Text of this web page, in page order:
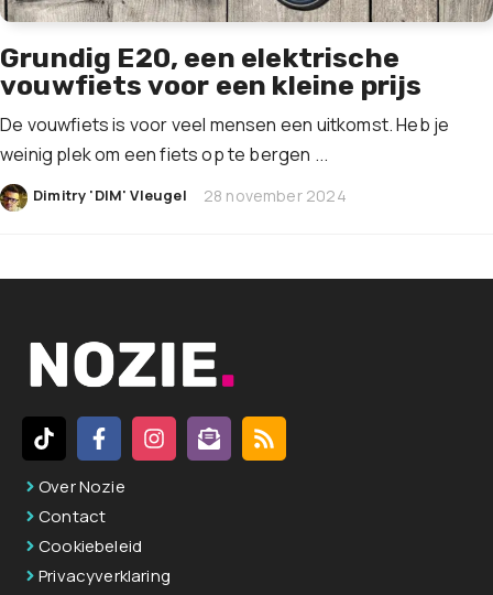
Grundig E20, een elektrische
vouwfiets voor een kleine prijs
De vouwfiets is voor veel mensen een uitkomst. Heb je
weinig plek om een fiets op te bergen ...
Dimitry 'DIM' Vleugel 28 november 2024
Over Nozie
Contact
Cookiebeleid
Privacyverklaring